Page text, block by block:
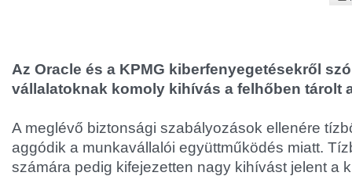
Az Oracle és a KPMG kiberfenyegetésekről
vállalatoknak komoly kihívás a felhőben tárolt
A meglévő biztonsági szabályozások ellenére
aggódik a munkavállalói együttműködés miatt.
számára pedig kifejezetten nagy kihívást jelent a